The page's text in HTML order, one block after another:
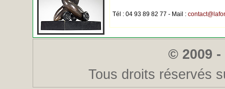
Tél : 04 93 89 82 77 - Mail :
© 2009
Tous droits réservés